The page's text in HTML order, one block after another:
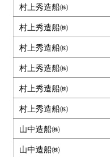
村上秀造船㈱
村上秀造船㈱
村上秀造船㈱
村上秀造船㈱
村上秀造船㈱
村上秀造船㈱
山中造船㈱
山中造船㈱